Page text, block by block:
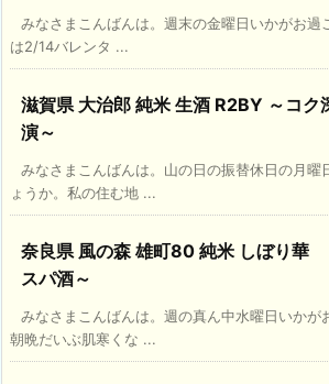
みなさまこんばんは。週末の金曜日いかがお過
は2/14バレンタ ...
滋賀県 大治郎 純米 生酒 R2BY ～コク
演～
みなさまこんばんは。山の日の振替休日の月曜
ょうか。私の住む地 ...
奈良県 風の森 雄町80 純米 しぼり華
スパ酒～
みなさまこんばんは。週の真ん中水曜日いかが
朝晩だいぶ肌寒くな ...